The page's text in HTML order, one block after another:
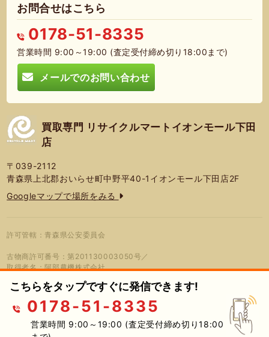
お問合せはこちら
0178-51-8335
営業時間 9:00～19:00 (査定受付締め切り18:00まで)
メールでのお問い合わせ
買取専門 リサイクルマートイオンモール下田
店
〒039-2112
青森県上北郡おいらせ町中野平40-1イオンモール下田店2F
Googleマップで場所をみる
許可管轄：青森県公安委員会
古物商許可番号：第201130003050号／
取得者名：阿部農機株式会社
プライバシーポリシー 蓮営会社
© 2026年 買取専門 リサイクルマート
イオンモール下田店
こちらをタップですぐに発信できます!
0178-51-8335
営業時間 9:00～19:00 (査定受付締め切り18:00